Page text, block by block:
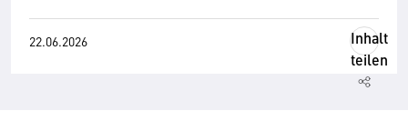
22.06.2026
Inhalt
teilen